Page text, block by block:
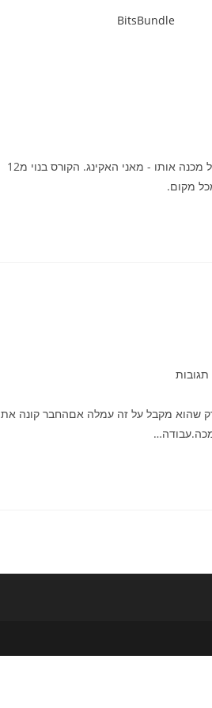
BitsBundle
קורס הפושטק הוא קורס שמלמד את הבסיס של שיווק שותפים או בשמו החדש כפי שאדם טל מכנה אותו - מאני האקינג. הקורס בנוי מ12
מקום.
תגובות
שהוא מקבל על זה עמלה אםהחבר קונה את